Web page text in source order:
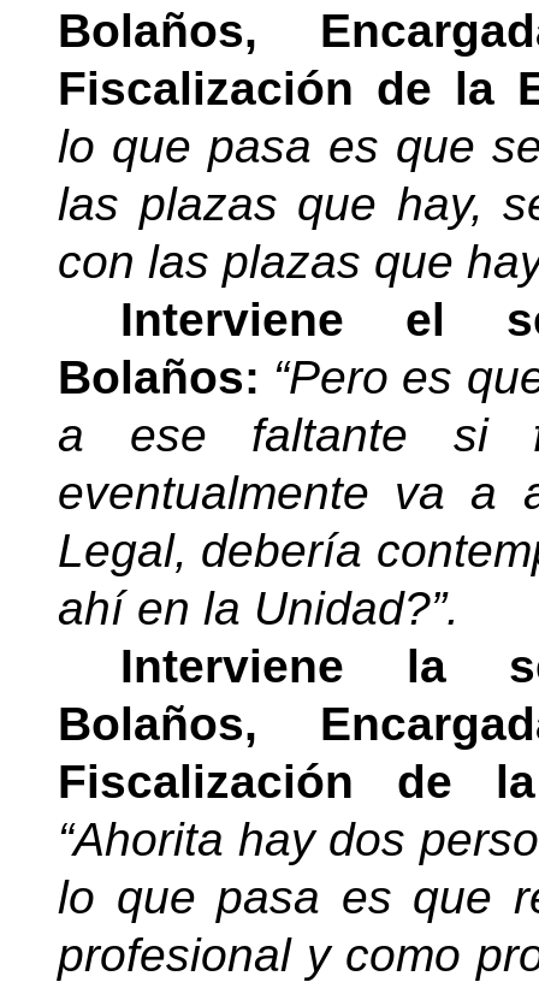
Bolaños,
Fiscalización de la
lo que pasa es que
las plazas que hay,
con las plazas que
Interviene el
Bolaños: “Pero es
a ese faltante si
eventualmente va a
Legal, debería
ahí en la Unidad?”.
Interviene la
Bolaños,
Fiscalización de
“Ahorita hay dos
lo que pasa es que
profesional y como